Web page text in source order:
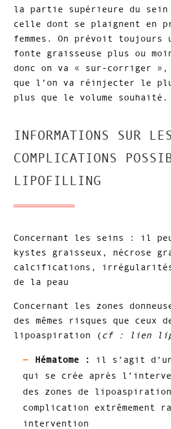
la partie supérieure du sein
celle dont se plaignent en
femmes. On prévoit toujours
fonte graisseuse plus ou
donc on va « sur-corriger
que l’on va réinjecter le
plus que le volume souhaité.
INFORMATIONS SUR
COMPLICATIONS
LIPOFILLING
Concernant les seins : il
kystes graisseux, nécrose
calcifications,
de la peau
Concernant les zones
des mêmes risques que ceux
lipoaspiration ( cf : lien
Hématome :
il s’agit
qui se crée après
des zones de
complication extrêmement
intervention